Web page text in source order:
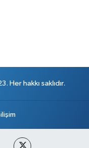
Her hakkı saklıdır.